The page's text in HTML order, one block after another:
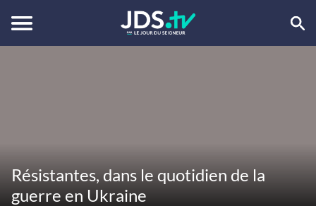
Résistantes, dans le quotidien de la
guerre en Ukraine